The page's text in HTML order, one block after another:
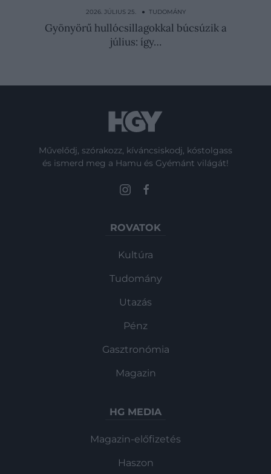
forróságban
2026. JÚLIUS 25. ● TUDOMÁNY
Gyönyörű hullócsillagokkal búcsúzik a
július: így…
Művelődj, szórakozz, kíváncsiskodj, kóstolgass
és ismerd meg a Hamu és Gyémánt világát!
ROVATOK
Kultúra
Tudomány
Utazás
Pénz
Gasztronómia
Magazin
HG MEDIA
Magazin-előfizetés
Haszon